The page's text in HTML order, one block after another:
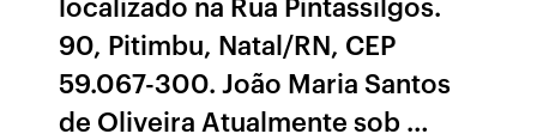
90, Pitimbu, Natal/RN, CEP
59.067-300. João Maria Santos
de Oliveira Atualmente sob …